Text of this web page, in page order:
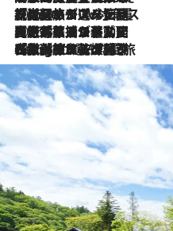
2026.8.6
【厳選旅コスメ】「身軽さ＆UV対策重視！」ヘアアーティストshucoが選んだ夏旅ベストコスメを発表【Mサイズジップ】
2026.8.5
【厳選旅コスメ】国内をあちこち移動する河井菜摘が選んだ夏旅ベストコスメ発表！「リラックスアイテムはマスト」【Mサイズジップ】
2026.8.4
【厳選旅コスメ】「紫外線＆乾燥対策しながらメイク感も！」ヘア＆メイクGeorgeが選んだ夏旅ベストコスメを発表！【Mサイズジップ】